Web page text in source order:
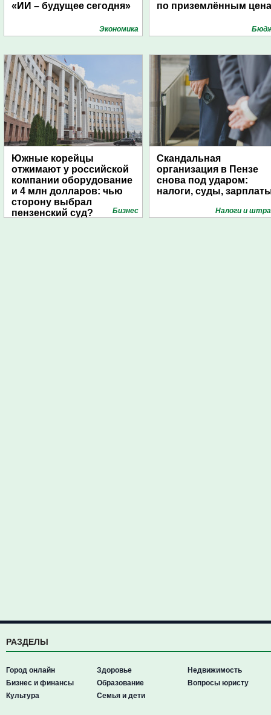
«ИИ – будущее сегодня»
Экономика
по приземлённым
Южные корейцы
отжимают у российской
компании оборудование
и 4 млн долларов: чью
сторону выбрал
пензенский суд?
Бизнес
Скандальная
организация в Пензе
снова под ударом:
налоги, суды,
Налоги и
РАЗДЕЛЫ
Город онлайн
Бизнес и финансы
Культура
Здоровье
Образование
Семья и дети
Недвижимость
Вопросы юристу